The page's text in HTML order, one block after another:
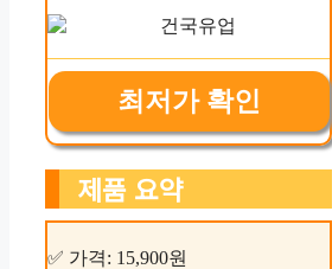
최저가 확인
제품 요약
✅ 가격: 15,900원